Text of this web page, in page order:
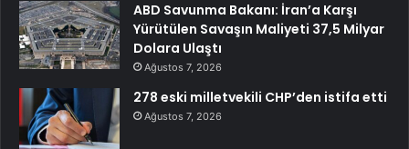
ABD Savunma Bakanı: İran’a Karşı
Yürütülen Savaşın Maliyeti 37,5 Milyar
Dolara Ulaştı
Ağustos 7, 2026
278 eski milletvekili CHP’den istifa etti
Ağustos 7, 2026